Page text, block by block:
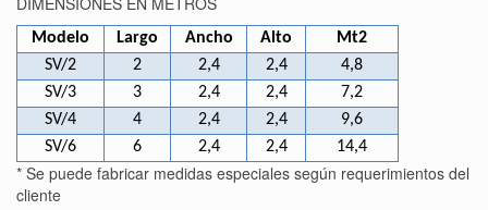
Modelo Largo Ancho Alto
Mt2
SV/2
2 2,4 2,4
4,8
SV/3
3 2,4 2,4
7,2
SV/4
4 2,4 2,4
9,6
SV/6
6 2,4 2,4 14,4
* Se puede fabricar medidas especiales según requerimientos del
cliente